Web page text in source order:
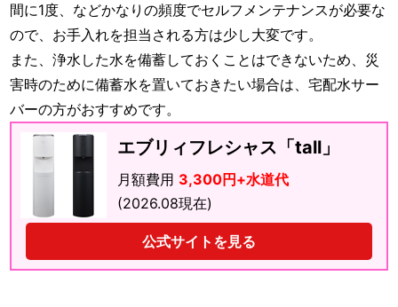
間に1度、などかなりの頻度でセルフメンテナンスが必要な
ので、お手入れを担当される方は少し大変です。
また、浄水した水を備蓄しておくことはできないため、災
害時のために備蓄水を置いておきたい場合は、宅配水サー
バーの方がおすすめです。
エブリィフレシャス「tall」
月額費用 3,300円+水道代
(2026.08現在)
公式サイトを見る